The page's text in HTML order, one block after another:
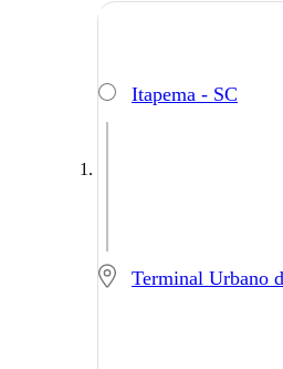
Itapema - SC